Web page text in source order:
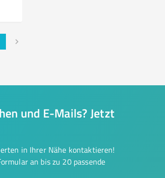
und E-Mails? Jetzt
in Ihrer Nähe kontaktieren!
an bis zu 20 passende